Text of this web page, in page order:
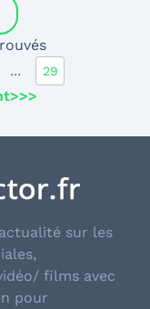
… 29
>>>
sur les
films avec
pour